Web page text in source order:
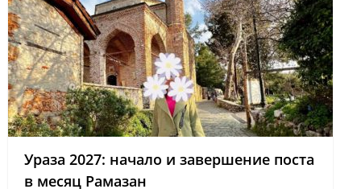
Ураза 2027: начало и завершение поста
в месяц Рамазан